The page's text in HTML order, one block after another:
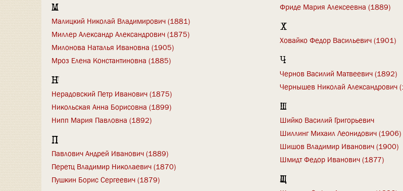
М
Малицкий Николай Владимирович (1881)
Миллер Александр Александрович (1875)
Милонова Наталья Ивановна (1905)
Мроз Елена Константиновна (1885)
Н
Нерадовский Петр Иванович (1875)
Никольская Анна Борисовна (1899)
Нипп Мария Павловна (1892)
П
Павлович Андрей Иванович (1889)
Перетц Владимир Николаевич (1870)
Пушкин Борис Сергеевич (1879)
Фриде Мария Алексеевна (1889)
Х
Ховайко Федор Васильевич (1901)
Ч
Чернов Василий Матвеевич (1892)
Чернышев Николай Александрович
Ш
Шийко Василий Григорьевич
Шиллинг Михаил Леонидович (1906)
Шишов Владимир Иванович (1900)
Шмидт Федор Иванович (1877)
Щ